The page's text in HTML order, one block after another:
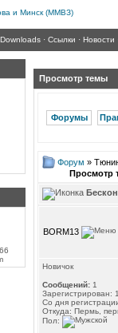
Downloads · Ссылки · Новости
Просмотр темы
Форумы
Форум »
Просмотр
BORM13
Новичок
Сообщений: 1
Зарегистрирован:
Со дня
Откуда: Пермь,
Пол: